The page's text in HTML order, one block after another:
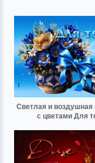
Светлая и воздушная
с цветами Для